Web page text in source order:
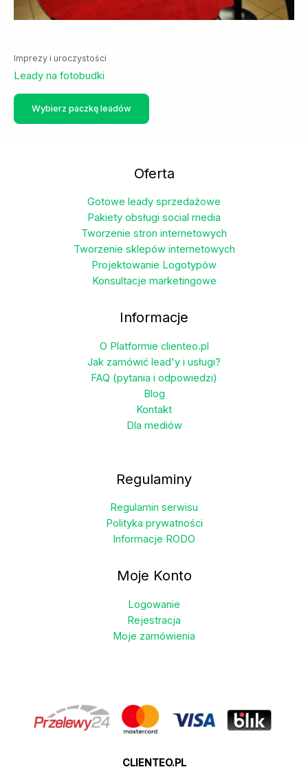
Imprezy i uroczystości
Leady na fotobudki
Wybierz paczkę leadów
Ten
Opcje
wybrać
na
stronie
produktu
Oferta
Gotowe leady sprzedażowe
Pakiety obsługi social media
Tworzenie stron internetowych
Tworzenie sklepów internetowych
Projektowanie Logotypów
Konsultacje marketingowe
Informacje
O Platformie clienteo.pl
Jak zamówić lead'y i usługi?
FAQ (pytania i odpowiedzi)
Blog
Kontakt
Dla mediów
Regulaminy
Regulamin serwisu
Polityka prywatności
Informacje RODO
Moje Konto
Logowanie
Rejestracja
Moje zamówienia
CLIENTEO.PL